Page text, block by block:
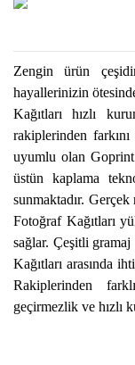
Zengin ürün
hayallerinizin
Kağıtları hızlı
rakiplerinden
uyumlu olan Goprint
üstün kaplama
sunmaktadır.
Fotoğraf Kağıtları
sağlar. Çeşitli
Kağıtları arasında
Rakiplerinden
geçirmezlik ve hızlı